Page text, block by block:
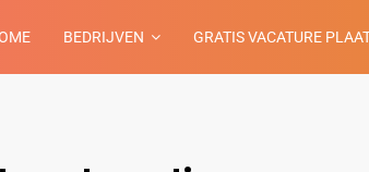
BEDRIJVEN GRATIS VACATURE